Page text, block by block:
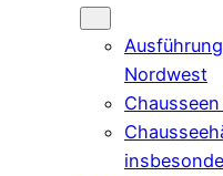
Nordwest